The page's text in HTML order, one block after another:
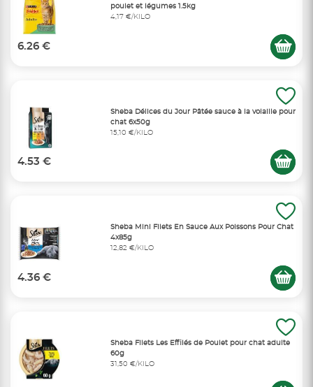
poulet et légumes 1.5kg
4,17 €/KILO
6.26 €
Sheba Délices du Jour Pâtée sauce à la volaille pour
chat 6x50g
15,10 €/KILO
4.53 €
Sheba Mini Filets En Sauce Aux Poissons Pour Chat
4x85g
12,82 €/KILO
4.36 €
Sheba Filets Les Effilés de Poulet pour chat adulte
60g
31,50 €/KILO